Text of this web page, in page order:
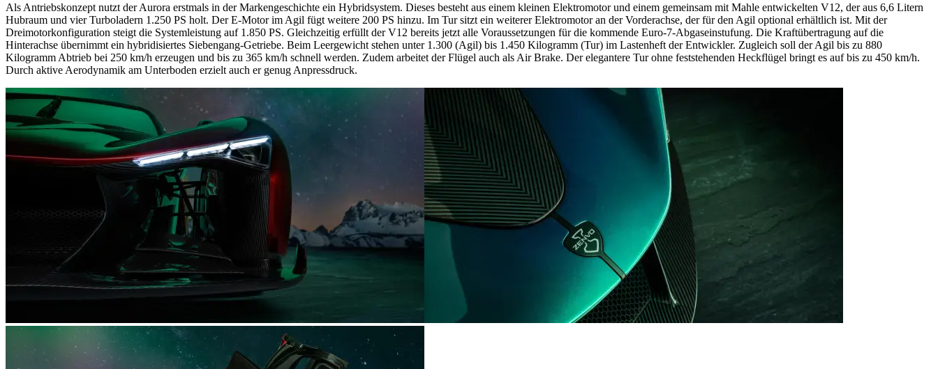
Als Antriebskonzept nutzt der Aurora erstmals in der Markengeschichte ein Hybridsystem. Dieses besteht aus einem kleinen Elektromotor und einem gemeinsam mit Mahle entwickelten V12, der aus 6,6 Litern
Hubraum und vier Turboladern 1.250 PS holt. Der E-Motor im Agil fügt weitere 200 PS hinzu. Im Tur sitzt ein weiterer Elektromotor an der Vorderachse, der für den Agil optional erhältlich ist. Mit der
Dreimotorkonfiguration steigt die Systemleistung auf 1.850 PS. Gleichzeitig erfüllt der V12 bereits jetzt alle Voraussetzungen für die kommende Euro-7-Abgaseinstufung. Die Kraftübertragung auf die
Hinterachse übernimmt ein hybridisiertes Siebengang-Getriebe. Beim Leergewicht stehen unter 1.300 (Agil) bis 1.450 Kilogramm (Tur) im Lastenheft der Entwickler. Zugleich soll der Agil bis zu 880
Kilogramm Abtrieb bei 250 km/h erzeugen und bis zu 365 km/h schnell werden. Zudem arbeitet der Flügel auch als Air Brake. Der elegantere Tur ohne feststehenden Heckflügel bringt es auf bis zu 450 km/h.
Durch aktive Aerodynamik am Unterboden erzielt auch er genug Anpressdruck.